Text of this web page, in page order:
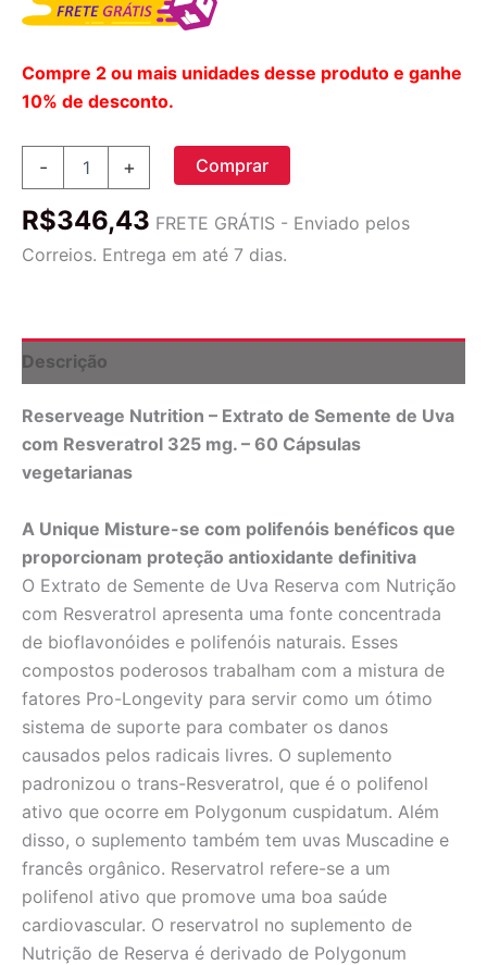
Compre 2 ou mais unidades desse produto e ganhe
10% de desconto.
-
de
com
-
Cápsulas
60
Reserveage
quantidade
+ Comprar
R$346,43 FRETE GRÁTIS - Enviado pelos
Correios. Entrega em até 7 dias.
Descrição
Reserveage Nutrition – Extrato de Semente de Uva
com Resveratrol 325 mg. – 60 Cápsulas
vegetarianas
A Unique Misture-se com polifenóis benéficos que
proporcionam proteção antioxidante definitiva
O Extrato de Semente de Uva Reserva com Nutrição
com Resveratrol apresenta uma fonte concentrada
de bioflavonóides e polifenóis naturais. Esses
compostos poderosos trabalham com a mistura de
fatores Pro-Longevity para servir como um ótimo
sistema de suporte para combater os danos
causados pelos radicais livres. O suplemento
padronizou o trans-Resveratrol, que é o polifenol
ativo que ocorre em Polygonum cuspidatum. Além
disso, o suplemento também tem uvas Muscadine e
francês orgânico. Reservatrol refere-se a um
polifenol ativo que promove uma boa saúde
cardiovascular. O reservatrol no suplemento de
Nutrição de Reserva é derivado de Polygonum